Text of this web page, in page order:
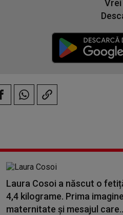
Vrei
Laura Cosoi a născut o
4,4 kilograme. Prima
maternitate și mesajul